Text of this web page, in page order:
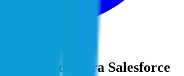
identidade para Salesforce